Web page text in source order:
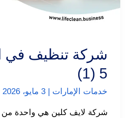
شركة تنظيف في
5 (1)
خدمات الإمارات 3 مايو، 2026
شركة لايف كلين هي واحدة من